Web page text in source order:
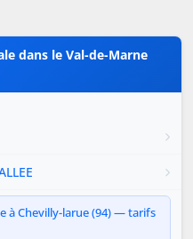
dans le Val-de-Marne
à Chevilly-larue (94) — tarifs